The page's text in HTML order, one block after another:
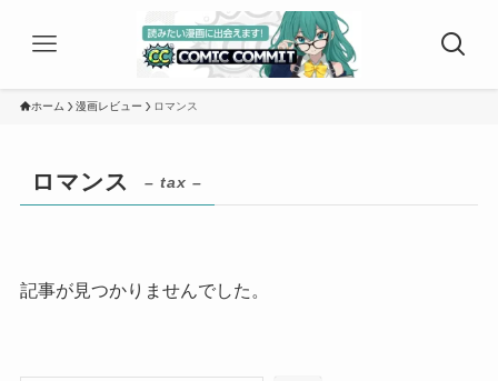
ホーム 漫画レビュー ロマンス
ロマンス – tax –
記事が見つかりませんでした。